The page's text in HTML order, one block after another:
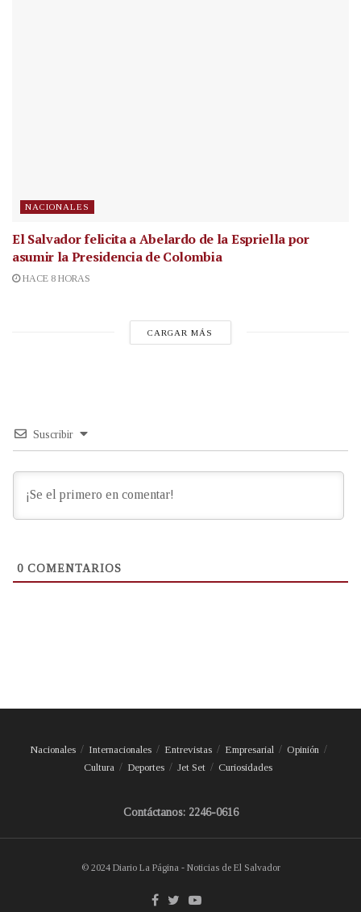
NACIONALES
El Salvador felicita a Abelardo de la Espriella por
asumir la Presidencia de Colombia
HACE 8 HORAS
CARGAR MÁS
Suscribir
0 COMENTARIOS
Nacionales Internacionales Entrevistas Empresarial
Opinión
Cultura
Deportes Jet Set Curiosidades
Contáctanos: 2246-0616
© 2024 Diario La Página - Noticias de El Salvador